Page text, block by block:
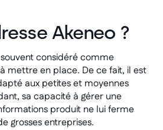
Akeneo ?
considéré comme
mettre en place. De ce fait, il est
aux petites et moyennes
sa capacité à gérer une
produit ne lui ferme
grosses entreprises.